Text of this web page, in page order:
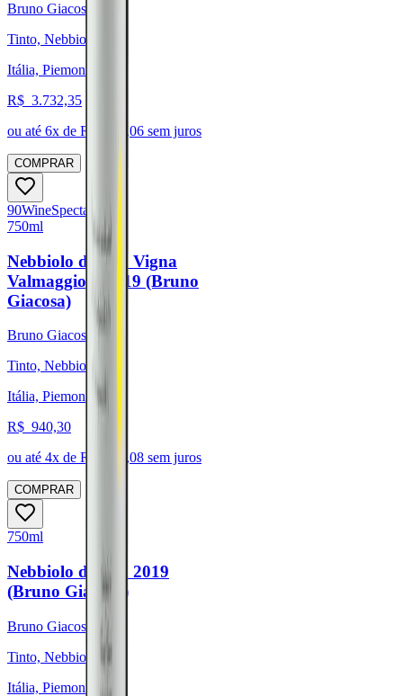
Bruno Giacosa
Tinto, Nebbiolo
Itália, Piemonte
R$ 3.732,35
ou até 6x de R$ 622,06 sem juros
COMPRAR
90WineSpectator
750ml
Nebbiolo d'Alba Vigna
Valmaggiore 2019 (Bruno
Giacosa)
Bruno Giacosa
Tinto, Nebbiolo
Itália, Piemonte
R$ 940,30
ou até 4x de R$ 235,08 sem juros
COMPRAR
750ml
Nebbiolo d'Alba 2019
(Bruno Giacosa)
Bruno Giacosa
Tinto, Nebbiolo
Itália, Piemonte